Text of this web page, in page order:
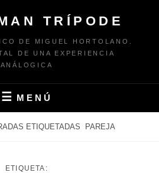
TRÍPODE
DE MIGUEL HORTOLANO.
DE UNA EXPERIENCIA
ANÁLOGICA
MENÚ
ETIQUETADAS PAREJA
ETIQUETA: